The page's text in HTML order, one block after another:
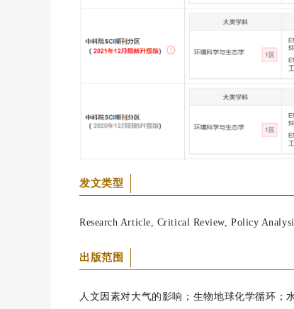
发文类型
Research Article, Critical Review, Policy
出版范围
人文因素对大气的影响；生物地球化学循环；